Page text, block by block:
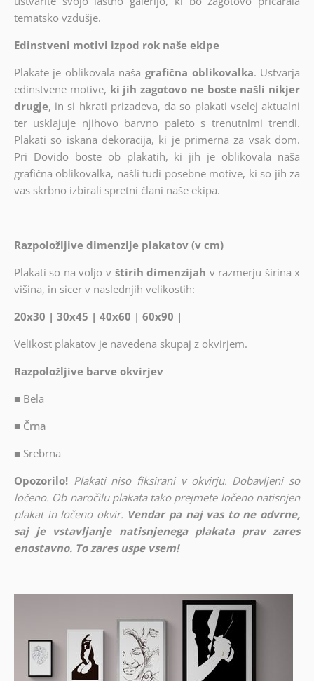
tematsko vzdušje.
Edinstveni motivi izpod rok naše ekipe
Plakate je oblikovala naša grafična oblikovalka. Ustvarja
edinstvene motive, ki jih zagotovo ne boste našli nikjer
drugje, in si hkrati prizadeva, da so plakati vselej aktualni
ter usklajuje njihovo barvno paleto s trenutnimi trendi.
Plakati so iskana dekoracija, ki je primerna za vsak dom.
Pri Dovido boste ob plakatih, ki jih je oblikovala naša
grafična oblikovalka, našli tudi posebne motive, ki so jih za
vas skrbno izbirali spretni člani naše ekipa.
Razpoložljive dimenzije plakatov (v cm)
Plakati so na voljo v štirih dimenzijah v razmerju širina x
višina, in sicer v naslednjih velikostih:
20x30 | 30x45 | 40x60 | 60x90 |
Velikost plakatov je navedena skupaj z okvirjem.
Razpoložljive barve okvirjev
■ Bela
■ Črna
■ Srebrna
Opozorilo! Plakati niso fiksirani v okvirju. Dobavljeni so
ločeno. Ob naročilu plakata tako prejmete ločeno natisnjen
plakat in ločeno okvir. Vendar pa naj vas to ne odvrne,
saj je vstavljanje natisnjenega plakata prav zares
enostavno. To zares uspe vsem!